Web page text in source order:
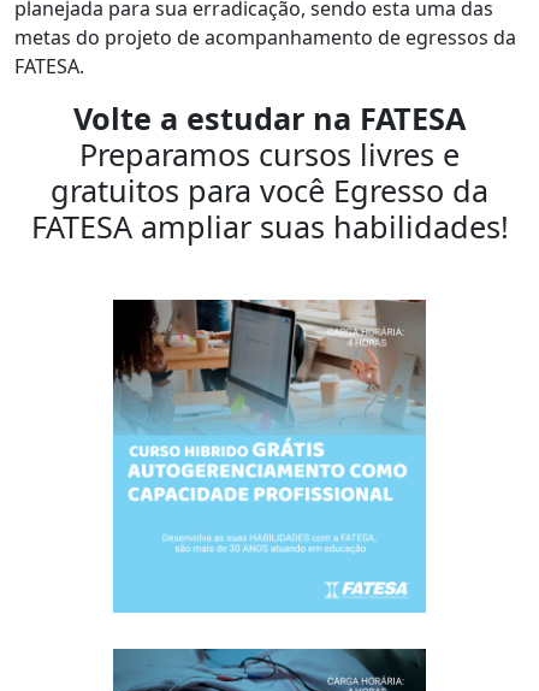
planejada para sua erradicação, sendo esta uma das
metas do projeto de acompanhamento de egressos da
FATESA.
Volte a estudar na FATESA
Preparamos cursos livres e
gratuitos para você Egresso da
FATESA ampliar suas habilidades!